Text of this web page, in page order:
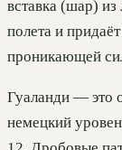
вставка (шар)
полета и
проникающей
Гуаланди — это
немецкий